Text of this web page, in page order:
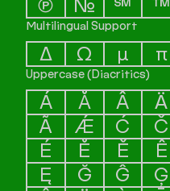
℗
№ ℠ ™
Multilingual Support
Δ Ω μ π
Uppercase (Diacritics)
Á Ă Â Ä
Ã
Ǽ Ć Č
É
Ĕ Ě Ê
Ę
Ğ Ĝ Ģ